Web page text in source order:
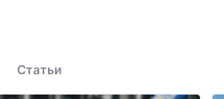
Статьи